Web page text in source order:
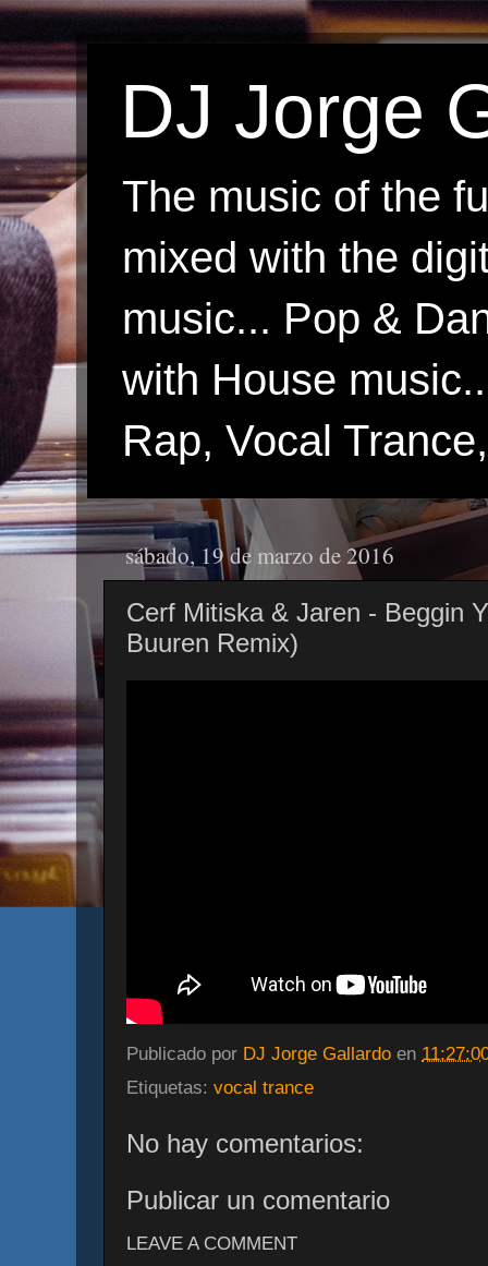
DJ Jorge
The music of the
mixed with the
music... Pop &
with House
Rap, Vocal
sábado, 19 de marzo de 2016
Cerf Mitiska & Jaren - Beggin
Buuren Remix)
Publicado por DJ Jorge Gallardo en
Etiquetas: vocal trance
No hay comentarios:
Publicar un comentario
LEAVE A COMMENT